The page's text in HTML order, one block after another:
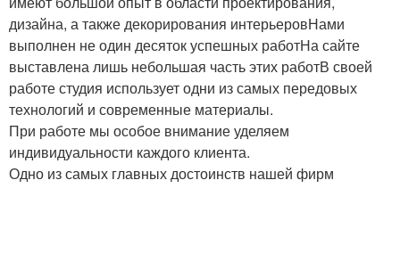
дизайна, а также декорирования интерьеровНами
выполнен не один десяток успешных работНа сайте
выставлена лишь небольшая часть этих работВ своей
работе студия использует одни из самых передовых
технологий и современные материалы.
При работе мы особое внимание уделяем
индивидуальности каждого клиента.
Одно из самых главных достоинств нашей фирм